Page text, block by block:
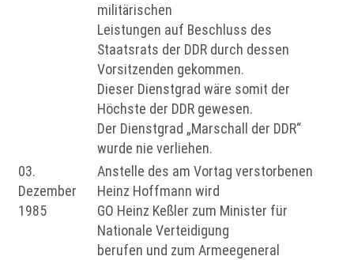
militärischen
Leistungen auf Beschluss des
Staatsrats der DDR durch dessen
Vorsitzenden gekommen.
Dieser Dienstgrad wäre somit der
Höchste der DDR gewesen.
Der Dienstgrad „Marschall der DDR“
wurde nie verliehen.
03.
Dezember
1985
Anstelle des am Vortag verstorbenen
Heinz Hoffmann wird
GO Heinz Keßler zum Minister für
Nationale Verteidigung
berufen und zum Armeegeneral